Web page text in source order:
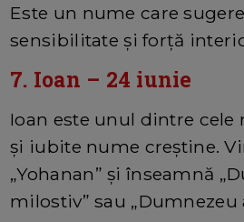
Este un nume care
sensibilitate și forță
7. Ioan – 24 iunie
Ioan este unul dintre
și iubite nume creștine.
„Yohanan” și înseamnă
milostiv” sau „Dumnezeu